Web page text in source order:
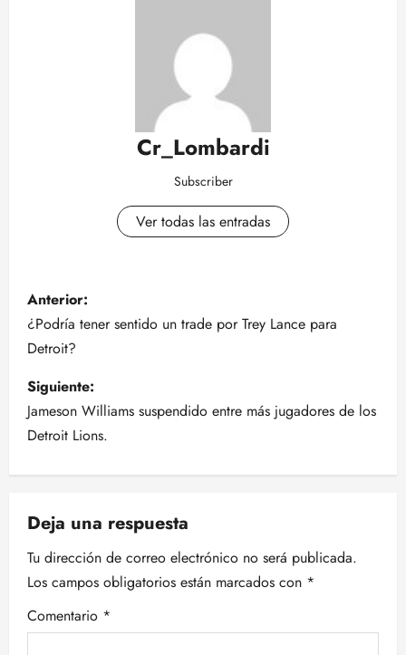
Cr_Lombardi
Subscriber
Ver todas las entradas
N
a
e
g
a
c
i
ó
n
Anterior:
¿Podría tener sentido un trade por Trey Lance para
Detroit?
Siguiente:
Jameson Williams suspendido entre más jugadores de los
Detroit Lions.
Deja una respuesta
Tu dirección de correo electrónico no será publicada.
Los campos obligatorios están marcados con *
Comentario *